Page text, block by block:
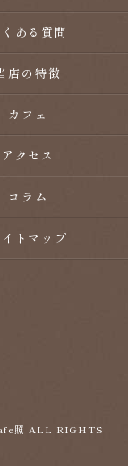
ある質問
店の特徴
カフェ
アクセス
コラム
トマップ
照 ALL RIGHTS